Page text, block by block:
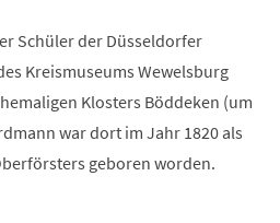
Schüler der Düsseldorfer
Kreismuseums Wewelsburg
Klosters Böddeken (um
war dort im Jahr 1820 als
geboren worden.